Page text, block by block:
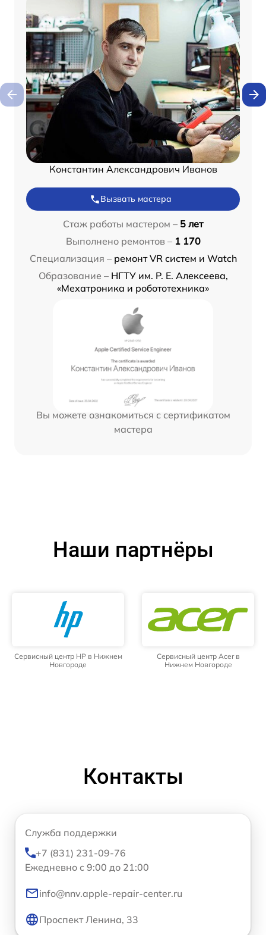
Константин Александрович Иванов
Вызвать мастера
Стаж работы мастером – 5 лет
Выполнено ремонтов – 1 170
Специализация – ремонт VR систем и Watch
Образование – НГТУ им. Р. Е. Алексеева,
«Мехатроника и робототехника»
Вы можете ознакомиться с сертификатом
мастера
Наши партнёры
Сервисный центр HP в Нижнем
Новгороде
Сервисный центр Acer в
Нижнем Новгороде
Контакты
Служба поддержки
+7 (831) 231-09-76
Ежедневно с 9:00 до 21:00
info@nnv.apple-repair-center.ru
Проспект Ленина, 33